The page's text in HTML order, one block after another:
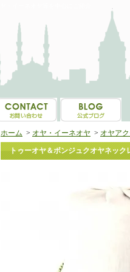
ホーム > オヤ・イーネオヤ > オヤア
トゥーオヤ＆ボンジュクオヤネック